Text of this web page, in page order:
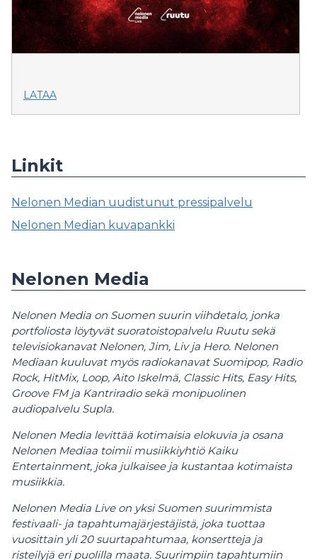
LATAA
Linkit
Nelonen Median uudistunut pressipalvelu
Nelonen Median kuvapankki
Nelonen Media
Nelonen Media on Suomen suurin viihdetalo, jonka
portfoliosta löytyvät suoratoistopalvelu Ruutu sekä
televisiokanavat Nelonen, Jim, Liv ja Hero. Nelonen
Mediaan kuuluvat myös radiokanavat Suomipop, Radio
Rock, HitMix, Loop, Aito Iskelmä, Classic Hits, Easy Hits,
Groove FM ja Kantriradio sekä monipuolinen
audiopalvelu Supla.
Nelonen Media levittää kotimaisia elokuvia ja osana
Nelonen Mediaa toimii musiikkiyhtiö Kaiku
Entertainment, joka julkaisee ja kustantaa kotimaista
musiikkia.
Nelonen Media Live on yksi Suomen suurimmista
festivaali- ja tapahtumajärjestäjistä, joka tuottaa
vuosittain yli 20 suurtapahtumaa, konsertteja ja
risteilyjä eri puolilla maata. Suurimpiin tapahtumiin